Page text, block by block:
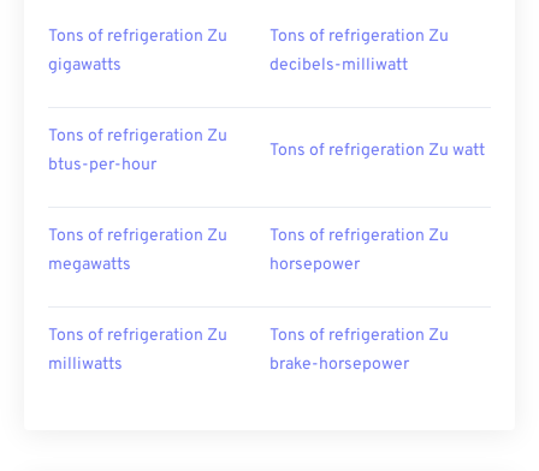
Tons of refrigeration Zu
gigawatts
Tons of refrigeration Zu
decibels-milliwatt
Tons of refrigeration Zu
btus-per-hour
Tons of refrigeration Zu watt
Tons of refrigeration Zu
megawatts
Tons of refrigeration Zu
horsepower
Tons of refrigeration Zu
milliwatts
Tons of refrigeration Zu
brake-horsepower